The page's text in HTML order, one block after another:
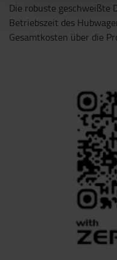
Die robuste geschweißte
Betriebszeit des
Gesamtkosten über die